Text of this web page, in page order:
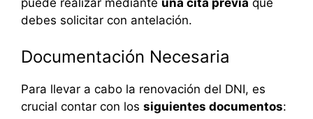
puede realizar mediante una cita previa que
debes solicitar con antelación.
Documentación Necesaria
Para llevar a cabo la renovación del DNI, es
crucial contar con los siguientes documentos: